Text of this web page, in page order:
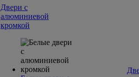
Двери с
алюминиевой
кромкой